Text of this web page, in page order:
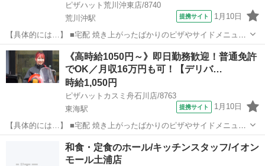
ピザハット荒川沖東店/8740
荒川沖駅
提携サイト 1月10日
【具体的には…】 ■宅配 焼き上がったばかりのピザやサイドメニュー
を、 美味しくお客様に召し上がっていただくために安全運転で商品を
お届けします。 ①地図で住所とルートをチェック ②オーダーシートに
記載のある商品を保温バッグに...
茨城 土浦市 荒川沖駅 デリバリー
《高時給1050円～》即日勤務歓迎！普通免許
でOK／月収16万円も可！【デリバ…
時給1,050円
ピザハットカスミ舟石川店/8763
東海駅
提携サイト 1月10日
【具体的には…】 ■宅配 焼き上がったばかりのピザやサイドメニュー
を、 美味しくお客様に召し上がっていただくために安全運転で商品を
お届けします。 ①地図で住所とルートをチェック ②オーダーシートに
記載のある商品を保温バッグに...
東海駅 デリバリー
和食・定食のホール/キッチンスタッフ/イオン
モール土浦店